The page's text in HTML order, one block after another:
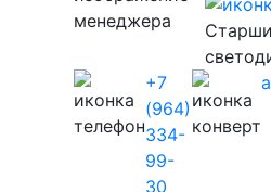
+7
(964)
334-
99-
30